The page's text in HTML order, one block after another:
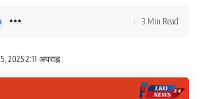
2025 2:11 अपराह्न
3 Min Read